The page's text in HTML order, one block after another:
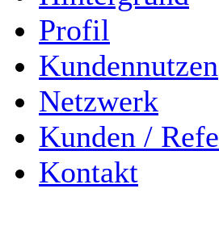
Profil
Kundennutzen
Netzwerk
Kunden /
Kontakt